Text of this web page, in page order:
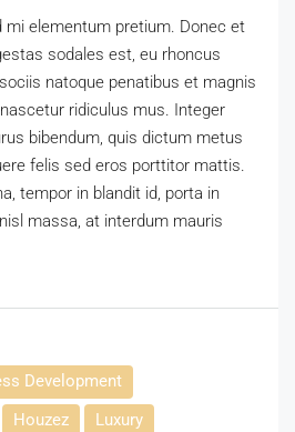
mi elementum pretium. Donec et
sodales est, eu rhoncus
natoque penatibus et magnis
ridiculus mus. Integer
bibendum, quis dictum metus
felis sed eros porttitor mattis.
tempor in blandit id, porta in
massa, at interdum mauris
Development
Houzez
Luxury